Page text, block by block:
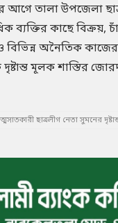
আগে তালা উপজেলা
কাছে বিক্রয়,
অনৈতিক কাজের
মূলক শাস্তির
ছাত্রলীগ নেতা সুমনের